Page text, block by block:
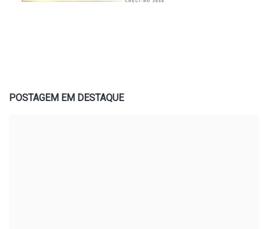
POSTAGEM EM DESTAQUE